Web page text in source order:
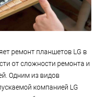
ремонт планшетов LG в
от сложности ремонта и
Одним из видов
компанией LG